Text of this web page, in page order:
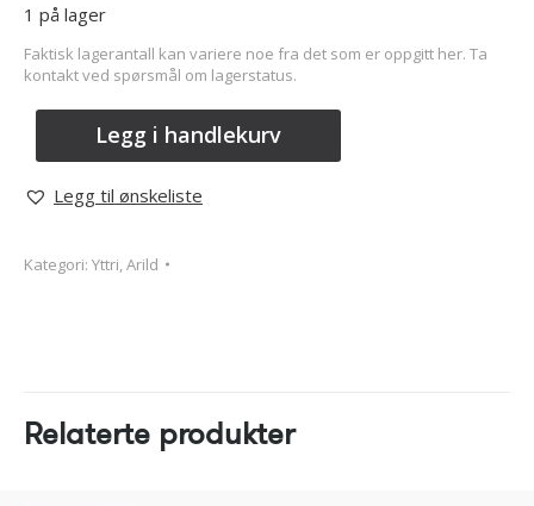
1 på lager
Faktisk lagerantall kan variere noe fra det som er oppgitt her. Ta
kontakt ved spørsmål om lagerstatus.
Legg i handlekurv
Legg til ønskeliste
Kategori: Yttri, Arild
Relaterte produkter